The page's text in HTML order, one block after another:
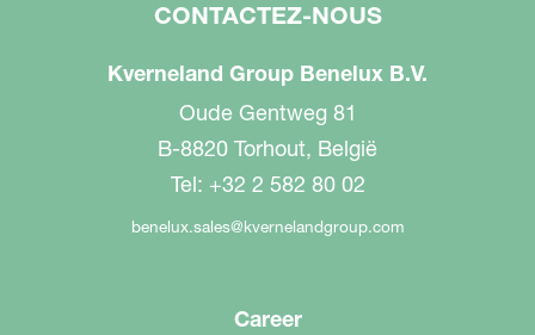
CONTACTEZ-NOUS
Kverneland Group Benelux B.V.
Oude Gentweg 81
B-8820 Torhout, België
Tel: +32 2 582 80 02
benelux.sales@kvernelandgroup.com
Career